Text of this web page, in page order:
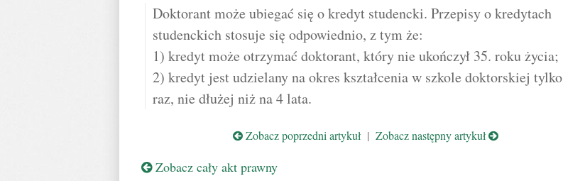
Doktorant może ubiegać się o kredyt studencki. Przepisy o kredytach
studenckich stosuje się odpowiednio, z tym że:
1) kredyt może otrzymać doktorant, który nie ukończył 35. roku życia;
2) kredyt jest udzielany na okres kształcenia w szkole doktorskiej tylko
raz, nie dłużej niż na 4 lata.
Zobacz poprzedni artykuł| Zobacz następny artykuł
Zobacz cały akt prawny